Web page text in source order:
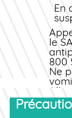
En
le
800
Ne
Précautions d'emploi et contre-